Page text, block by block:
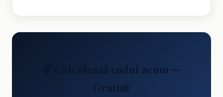
🔓 Calculează codul acum —
Gratuit